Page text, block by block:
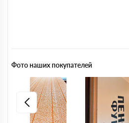
Фото наших покупателей